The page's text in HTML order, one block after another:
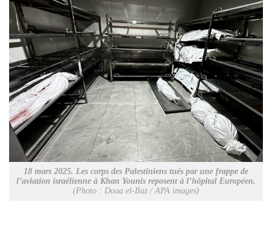
18 mars 2025. Les corps des Palestiniens tués par une frappe de
l’aviation israélienne à Khan Younis reposent à l’hôpital Européen.
(Photo : Doaa el-Baz / APA images)